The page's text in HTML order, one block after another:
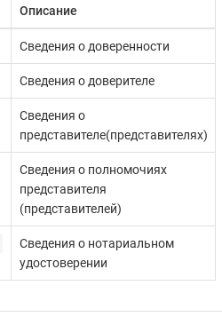
Описание
Сведения о доверенности
Сведения о доверителе
Сведения о
представителе(представителях)
Сведения о полномочиях
представителя
(представителей)
Сведения о нотариальном
удостоверении